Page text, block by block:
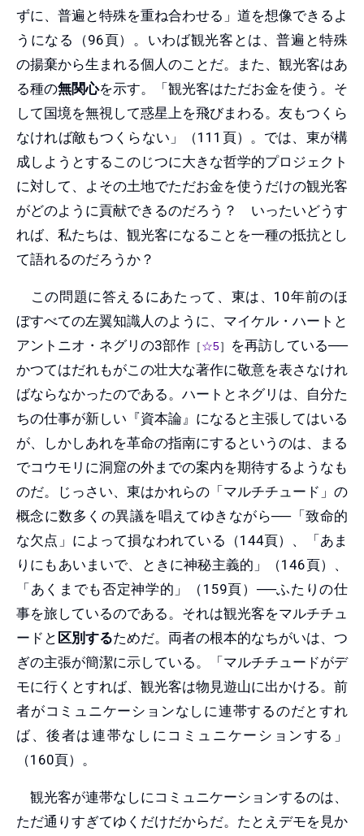
ずに、普遍と特殊を重ね合わせる」道を想像できるよ
うになる（96頁）。いわば観光客とは、普遍と特殊
の揚棄から生まれる個人のことだ。また、観光客はあ
る種の無関心を示す。「観光客はただお金を使う。そ
して国境を無視して惑星上を飛びまわる。友もつくら
なければ敵もつくらない」（111頁）。では、東が構
成しようとするこのじつに大きな哲学的プロジェクト
に対して、よその土地でただお金を使うだけの観光客
がどのように貢献できるのだろう？ いったいどうす
れば、私たちは、観光客になることを一種の抵抗とし
て語れるのだろうか？
この問題に答えるにあたって、東は、10年前のほ
ぼすべての左翼知識人のように、マイケル・ハートと
アントニオ・ネグリの3部作 ［ ☆5］
を再訪している──
かつてはだれもがこの壮大な著作に敬意を表さなけれ
ばならなかったのである。ハートとネグリは、自分た
ちの仕事が新しい『資本論』になると主張してはいる
が、しかしあれを革命の指南にするというのは、まる
でコウモリに洞窟の外までの案内を期待するようなも
のだ。じっさい、東はかれらの「マルチチュード」の
概念に数多くの異議を唱えてゆきながら──「致命的
な欠点」によって損なわれている（144頁）、「あま
りにもあいまいで、ときに神秘主義的」（146頁）、
「あくまでも否定神学的」（159頁）──ふたりの仕
事を旅しているのである。それは観光客をマルチチュ
ードと 区別するためだ。両者の根本的なちがいは、つ
ぎの主張が簡潔に示している。「マルチチュードがデ
モに行くとすれば、観光客は物見遊山に出かける。前
者がコミュニケーションなしに連帯するのだとすれ
ば、後者は連帯なしにコミュニケーションする」
（160頁）。
観光客が連帯なしにコミュニケーションするのは、
ただ通りすぎてゆくだけだからだ。たとえデモを見か